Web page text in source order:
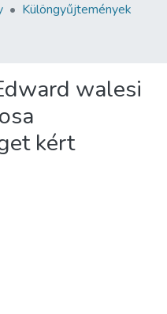
Különgyűjtemények
walesi
kért